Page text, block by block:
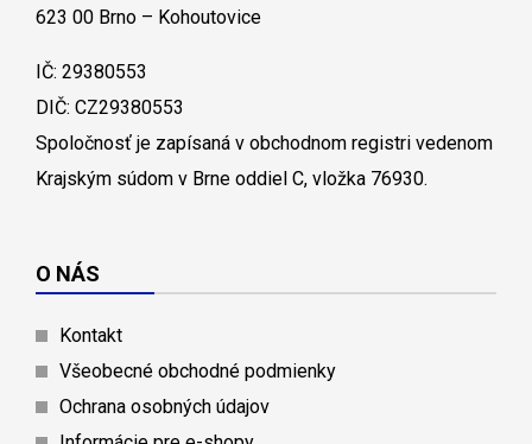
623 00 Brno – Kohoutovice
IČ: 29380553
DIČ: CZ29380553
Spoločnosť je zapísaná v obchodnom registri vedenom
Krajským súdom v Brne oddiel C, vložka 76930.
O NÁS
Kontakt
Všeobecné obchodné podmienky
Ochrana osobných údajov